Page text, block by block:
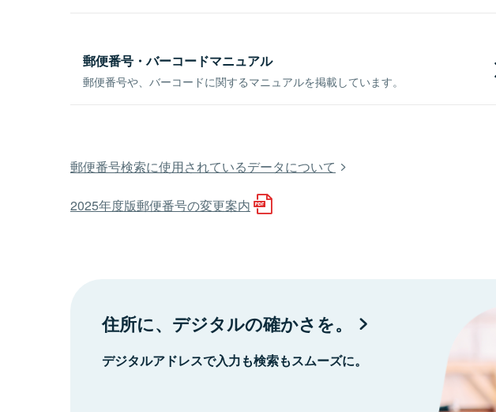
郵便番号・バーコードマニュアル
郵便番号や、バーコードに関するマニュアルを掲載しています。
郵便番号検索に使用されているデータについて
2025年度版郵便番号の変更案内
住所に、デジタルの確かさを。
デジタルアドレスで入力も検索もスムーズに。